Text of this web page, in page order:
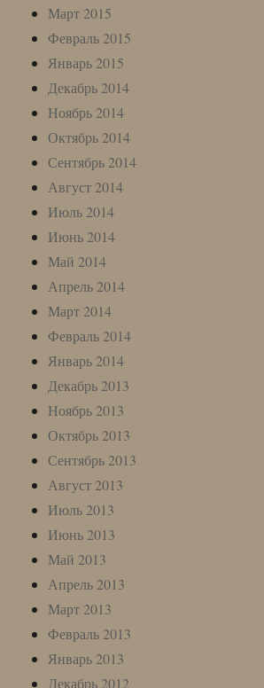
Март 2015
Февраль 2015
Январь 2015
Декабрь 2014
Ноябрь 2014
Октябрь 2014
Сентябрь 2014
Август 2014
Июль 2014
Июнь 2014
Май 2014
Апрель 2014
Март 2014
Февраль 2014
Январь 2014
Декабрь 2013
Ноябрь 2013
Октябрь 2013
Сентябрь 2013
Август 2013
Июль 2013
Июнь 2013
Май 2013
Апрель 2013
Март 2013
Февраль 2013
Январь 2013
Декабрь 2012